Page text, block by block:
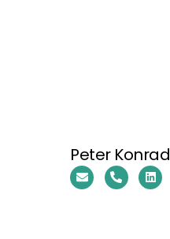
Peter Konrad